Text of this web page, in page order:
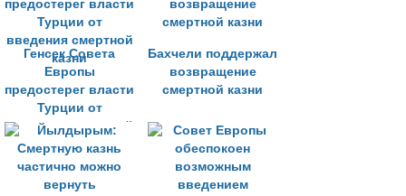
Генсек Совета
Европы
предостерег власти
Турции от
введения смертной
казни
Бахчели поддержал
возвращение
смертной казни